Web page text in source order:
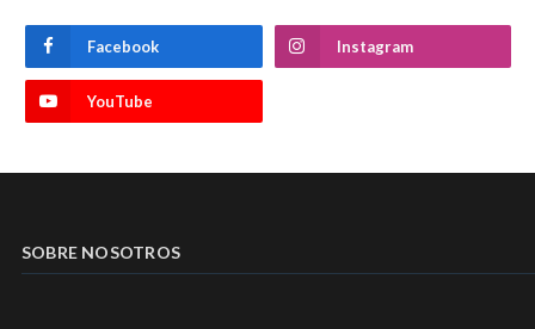
Facebook Instagram
YouTube
SOBRE NOSOTROS